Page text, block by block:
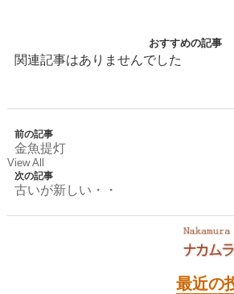
おすすめの記事
関連記事はありませんでした
前の記事
金魚提灯
View All
次の記事
古いが新しい・・
最近の